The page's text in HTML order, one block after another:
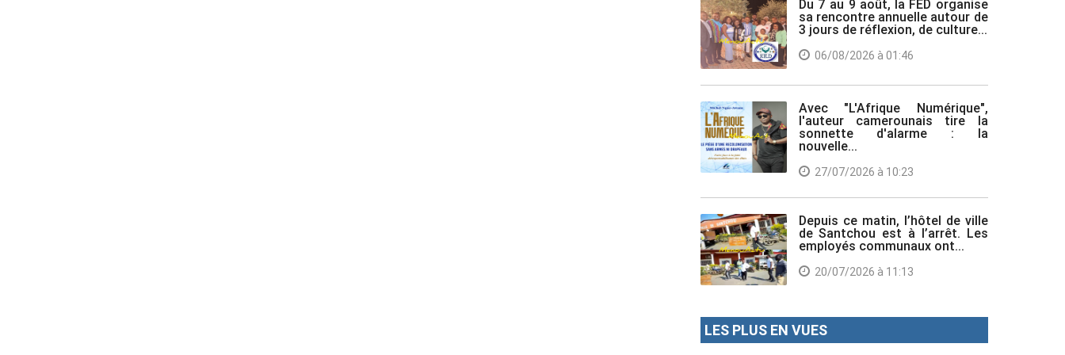
Du 7 au 9 août, la FED organise
sa rencontre annuelle autour de
3 jours de réflexion, de culture...
06/08/2026 à 01:46
Avec "L'Afrique Numérique",
l'auteur camerounais tire la
sonnette d'alarme : la
nouvelle...
27/07/2026 à 10:23
Depuis ce matin, l’hôtel de ville
de Santchou est à l’arrêt. Les
employés communaux ont...
20/07/2026 à 11:13
LES PLUS EN VUES